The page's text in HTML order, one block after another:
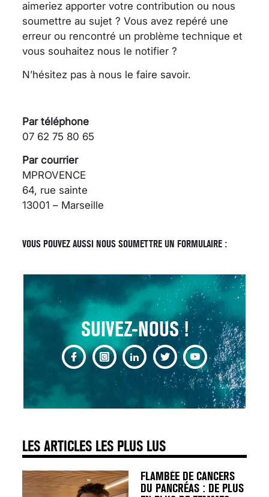
aimeriez apporter votre contribution ou nous
soumettre au sujet ? Vous avez repéré une
erreur ou rencontré un problème technique et
vous souhaitez nous le notifier ?
N’hésitez pas à nous le faire savoir.
Par téléphone
07 62 75 80 65
Par courrier
MPROVENCE
64, rue sainte
13001 – Marseille
VOUS POUVEZ AUSSI NOUS SOUMETTRE UN FORMULAIRE :
SUIVEZ-NOUS !
LES ARTICLES LES PLUS LUS
POUR TOUTES LES
INSUFFISANCE
CARDIAQUE : LES
SIGNAUX D’ALERTE
AVANT… LA MORT
25 août 2024
FLAMBÉE DE CANCERS
DU PANCRÉAS : DE PLUS